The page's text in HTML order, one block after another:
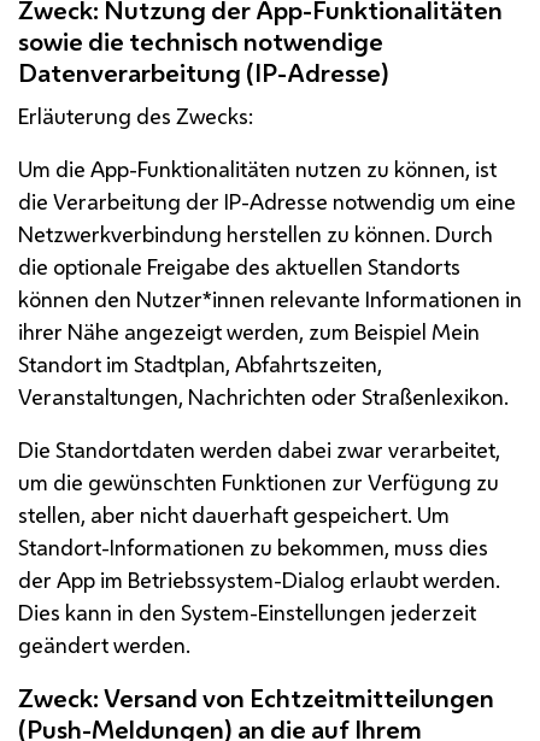
Zweck: Nutzung derApp-Funktionalitäten
sowie die technisch notwendige
Datenverarbeitung (IP-Adresse)
Erläuterung des Zwecks:
Um die App-Funktionalitäten nutzen zu können, ist
die Verarbeitung der IP-Adresse notwendig um eine
Netzwerkverbindung herstellen zu können. Durch
die optionale Freigabe des aktuellen Standorts
können den Nutzer*innen relevante Informationen in
ihrer Nähe angezeigt werden, zum Beispiel Mein
Standort im Stadtplan, Abfahrtszeiten,
Veranstaltungen, Nachrichten oder Straßenlexikon.
Die Standortdaten werden dabei zwar verarbeitet,
um die gewünschten Funktionen zur Verfügung zu
stellen, aber nicht dauerhaft gespeichert. Um
Standort-Informationen zu bekommen, muss dies
der App im Betriebssystem-Dialog erlaubt werden.
Dies kann in den System-Einstellungen jederzeit
geändert werden.
Zweck: Versand von Echtzeitmitteilungen
(Push-Meldungen) an die auf Ihrem